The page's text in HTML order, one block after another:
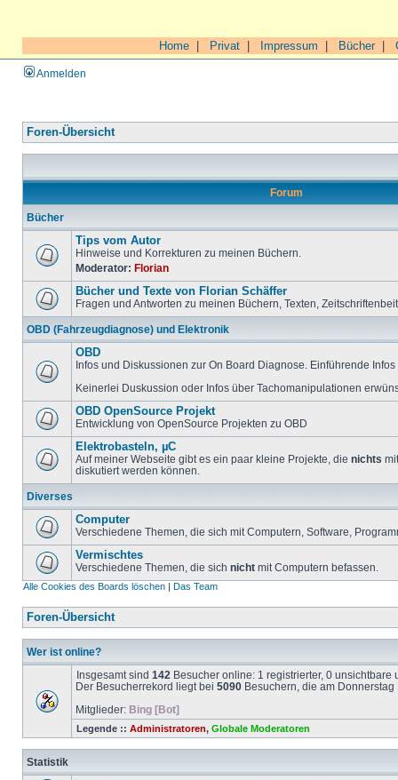
Home Privat Impressum Bücher|
Anmelden
Foren-Übersicht
Forum
Bücher
Tips vom Autor
Hinweise und Korrekturen zu meinen Büchern.
Moderator: Florian
Bücher und Texte von Florian Schäffer
Fragen und Antworten zu meinen Büchern, Texten,
OBD (Fahrzeugdiagnose) und Elektronik
OBD
Infos und Diskussionen zur On Board Diagnose. Einführende
Keinerlei Duskussion oder Infos über Tachomanipulationen
OBD OpenSource Projekt
Entwicklung von OpenSource Projekten zu OBD
Elektrobasteln, µC
Auf meiner Webseite gibt es ein paar kleine Projekte, die nichts
diskutiert werden können.
Diverses
Computer
Verschiedene Themen, die sich mit Computern, Software,
Vermischtes
Verschiedene Themen, die sich nicht mit Computern befassen.
Alle Cookies des Boards löschen | Das Team
Foren-Übersicht
Wer ist online?
Insgesamt sind 142 Besucher online: 1 registrierter, 0
Der Besucherrekord liegt bei 5090 Besuchern, die am
Mitglieder: Bing [Bot]
Legende :: Administratoren, Globale Moderatoren
Statistik